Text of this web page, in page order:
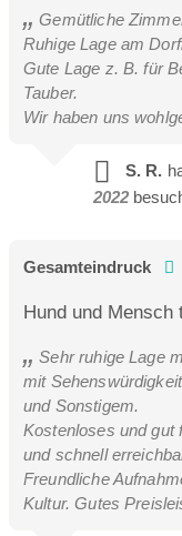
Gemütliche
Ruhige Lage am
Gute Lage z. B. für
Tauber.
Wir haben uns
S. R.
2022
Gesamteindruck
Hund und Mensch
Sehr ruhige Lage
mit
und Sonstigem.
Kostenloses und gut
und schnell
Freundliche
Kultur. Gutes